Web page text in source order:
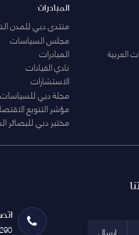
العربية
المبادرات
منتدى دبي للمدن
مجلس السياسات
المبادرات
نادي القيادات
الاستشارات
مجلة دبي للسياسات
مؤشر التنويع
مختبر دبي للبصائر